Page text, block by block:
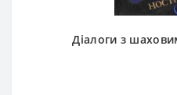
Діалоги з